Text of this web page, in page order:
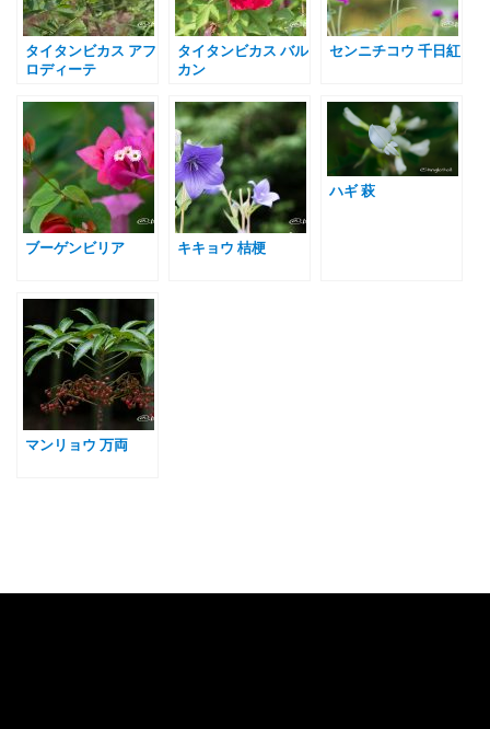
タイタンビカス アフ
ロディーテ
タイタンビカス バル
カン
センニチコウ 千日紅
ブーゲンビリア キキョウ 桔梗
ハギ 萩
マンリョウ 万両